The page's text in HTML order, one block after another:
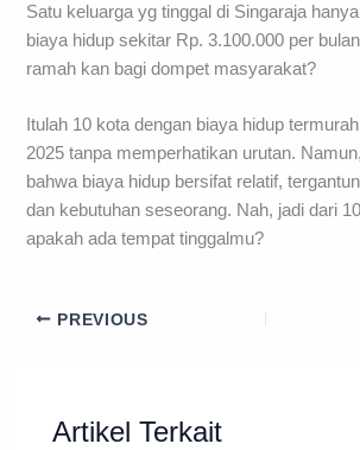
Satu keluarga yg tinggal di Singaraja
biaya hidup sekitar Rp. 3.100.000 per
ramah kan bagi dompet masyarakat?
Itulah 10 kota dengan biaya hidup
2025 tanpa memperhatikan urutan.
bahwa biaya hidup bersifat relatif,
dan kebutuhan seseorang. Nah, jadi dari
apakah ada tempat tinggalmu?
PREVIOUS
Artikel Terkait